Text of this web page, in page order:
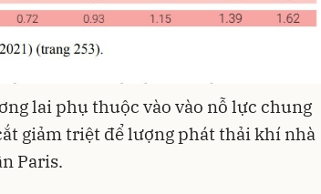
lai phụ thuộc vào vào nỗ lực chung
giảm triệt để lượng phát thải khí nhà
Paris.